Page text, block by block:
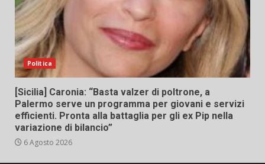
Politica
[Sicilia] Caronia: “Basta valzer di poltrone, a
Palermo serve un programma per giovani e servizi
efficienti. Pronta alla battaglia per gli ex Pip nella
variazione di bilancio”
6 Agosto 2026